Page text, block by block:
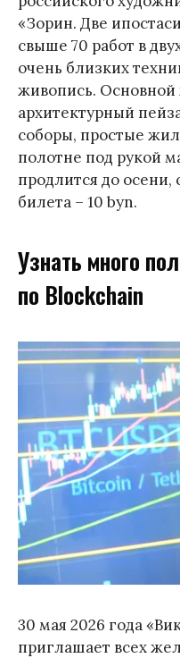
«Зорин. Две
свыше 70 работ в
очень близких
живопись. Основной
архитектурный
соборы, простые
полотне под рукой
продлится до осени,
билета – 10 byn.
Узнать много
по Blockchain
30 мая 2026 года
приглашает всех